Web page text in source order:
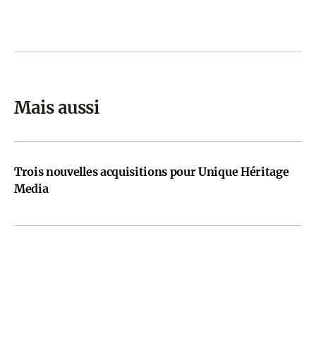
Mais aussi
Trois nouvelles acquisitions pour Unique Héritage
Media